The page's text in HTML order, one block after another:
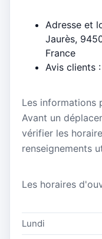
Adresse et
Jaurès,
France
Avis clients
Les informations
Avant un
vérifier les
renseignements
Les horaires
Lundi